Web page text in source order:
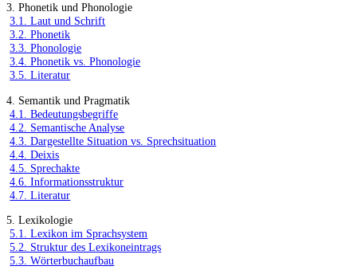
3. Phonetik und Phonologie
3.1. Laut und Schrift
3.2. Phonetik
3.3. Phonologie
3.4. Phonetik vs. Phonologie
3.5. Literatur
4. Semantik und Pragmatik
4.1. Bedeutungsbegriffe
4.2. Semantische Analyse
4.3. Dargestellte Situation vs. Sprechsituation
4.4. Deixis
4.5. Sprechakte
4.6. Informationsstruktur
4.7. Literatur
5. Lexikologie
5.1. Lexikon im Sprachsystem
5.2. Struktur des Lexikoneintrags
5.3. Wörterbuchaufbau